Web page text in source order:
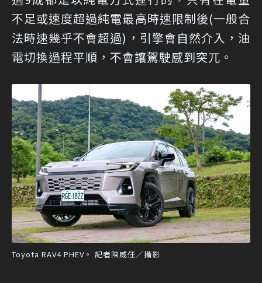
不足或速度超過純電最高時速限制後(一般合
法時速幾乎不會超過)，引擎會自然介入，油
電切換過程平順，不會讓駕駛感到突兀。
Toyota RAV4 PHEV。 記者陳威任／攝影